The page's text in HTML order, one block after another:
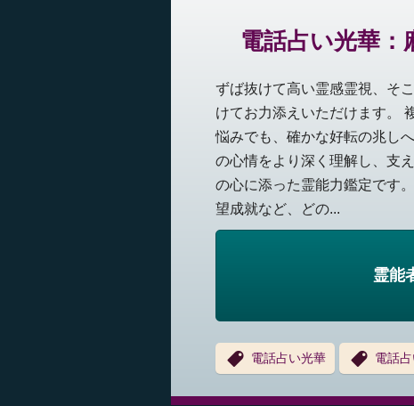
電話占い光華：
ずば抜けて高い霊感霊視、そ
けてお力添えいただけます。
悩みでも、確かな好転の兆し
の心情をより深く理解し、支
の心に添った霊能力鑑定です
望成就など、どの...
霊能
電話占い光華 電話